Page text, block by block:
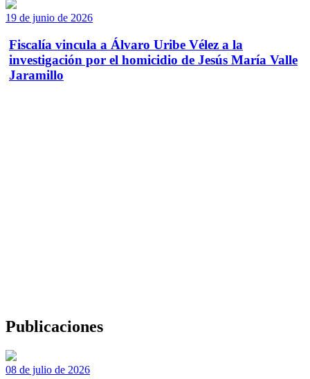
19 de junio de 2026
Fiscalía vincula a Álvaro Uribe Vélez a la
investigación por el homicidio de Jesús María Valle
Jaramillo
Publicaciones
08 de julio de 2026